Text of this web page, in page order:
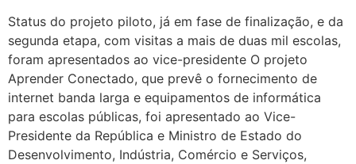
Status do projeto piloto, já em fase de finalização, e da
segunda etapa, com visitas a mais de duas mil escolas,
foram apresentados ao vice-presidente O projeto
Aprender Conectado, que prevê o fornecimento de
internet banda larga e equipamentos de informática
para escolas públicas, foi apresentado ao Vice-
Presidente da República e Ministro de Estado do
Desenvolvimento, Indústria, Comércio e Serviços,